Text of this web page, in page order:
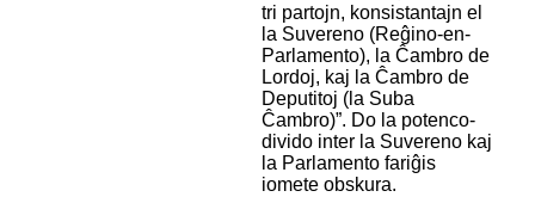
tri partojn, konsistantajn el
la Suvereno (Reĝino-en-
Parlamento), la Ĉambro de
Lordoj, kaj la Ĉambro de
Deputitoj (la Suba
Ĉambro)”. Do la potenco-
divido inter la Suvereno kaj
la Parlamento fariĝis
iomete obskura.